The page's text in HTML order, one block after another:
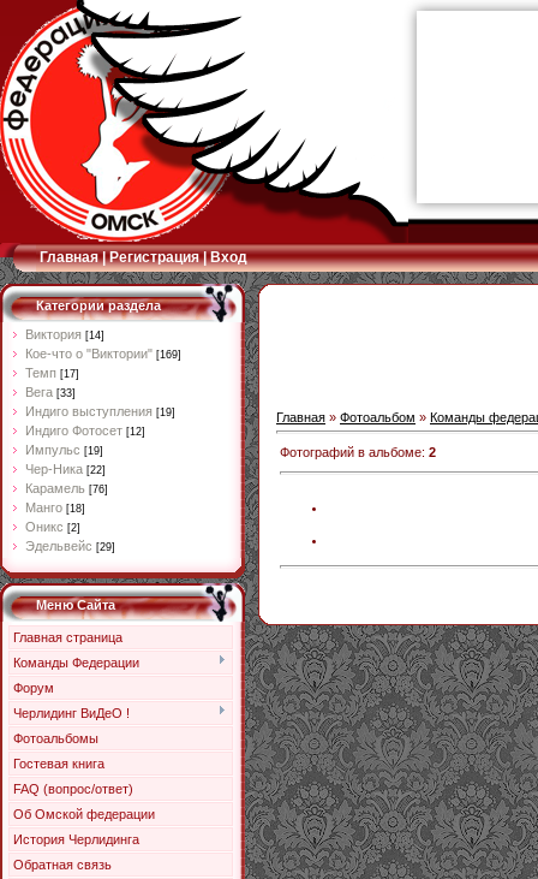
Главная|Регистрация|Вход
Категории раздела
Виктория [14]
Кое-что о "Виктории" [169]
Темп [17]
Вега [33]
Индиго выступления [19]
Индиго Фотосет [12]
Импульс [19]
Чер-Ника [22]
Карамель [76]
Манго [18]
Оникс [2]
Эдельвейс [29]
Меню Сайта
Главная страница
Команды Федерации
Форум
Черлидинг ВиДеО !
Фотоальбомы
Гостевая книга
FAQ (вопрос/ответ)
Об Омской федерации
История Черлидинга
Обратная связь
Главная » Фотоальбом » Команды
Фотографий в альбоме: 2